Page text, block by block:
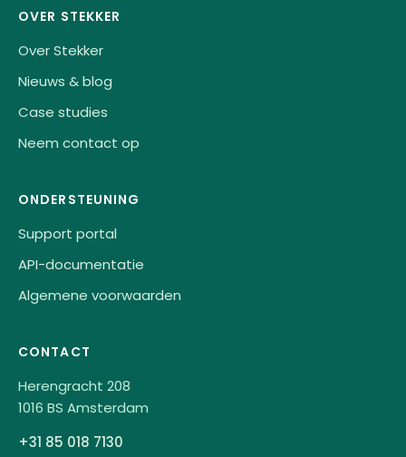
OVER STEKKER
Over Stekker
Nieuws & blog
Case studies
Neem contact op
ONDERSTEUNING
Support portal
API-documentatie
Algemene voorwaarden
CONTACT
Herengracht 208
1016 BS Amsterdam
+31 85 018 7130